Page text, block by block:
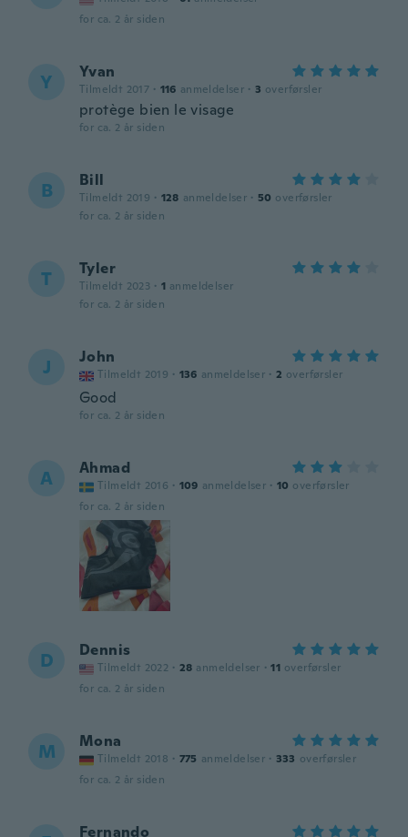
for ca. 2 år siden
Y Yvan
Tilmeldt 2017 · 116 anmeldelser · 3 overførsler
protège bien le visage
for ca. 2 år siden
B Bill
Tilmeldt 2019 · 128 anmeldelser · 50 overførsler
for ca. 2 år siden
T Tyler
Tilmeldt 2023 · 1 anmeldelser
for ca. 2 år siden
J John
Tilmeldt 2019 · 136 anmeldelser · 2 overførsler
Good
for ca. 2 år siden
A Ahmad
Tilmeldt 2016 · 109 anmeldelser · 10 overførsler
for ca. 2 år siden
D Dennis
Tilmeldt 2022 · 28 anmeldelser · 11 overførsler
for ca. 2 år siden
M Mona
Tilmeldt 2018 · 775 anmeldelser · 333 overførsler
for ca. 2 år siden
Fernando